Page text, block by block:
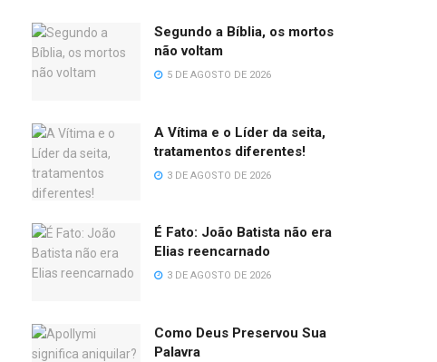
Segundo a Bíblia, os mortos
não voltam
5 DE AGOSTO DE 2026
A Vítima e o Líder da seita,
tratamentos diferentes!
3 DE AGOSTO DE 2026
É Fato: João Batista não era
Elias reencarnado
3 DE AGOSTO DE 2026
Como Deus Preservou Sua
Palavra